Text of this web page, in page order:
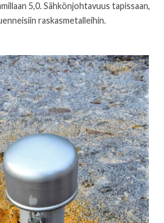
5,0. Sähkönjohtavuus tapissaan,
raskasmetalleihin.